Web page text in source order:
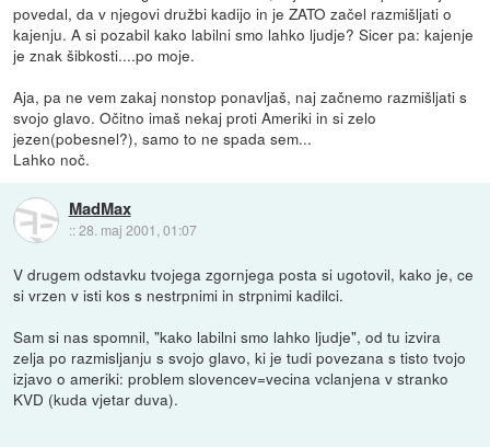
povedal, da v njegovi družbi kadijo in je ZATO začel razmišljati o
kajenju. A si pozabil kako labilni smo lahko ljudje? Sicer pa: kajenje
je znak šibkosti....po moje.
Aja, pa ne vem zakaj nonstop ponavljaš, naj začnemo razmišljati s
svojo glavo. Očitno imaš nekaj proti Ameriki in si zelo
jezen(pobesnel?), samo to ne spada sem...
Lahko noč.
MadMax
::28. maj 2001, 01:07
V drugem odstavku tvojega zgornjega posta si ugotovil, kako je, ce
si vrzen v isti kos s nestrpnimi in strpnimi kadilci.
Sam si nas spomnil, "kako labilni smo lahko ljudje", od tu izvira
zelja po razmisljanju s svojo glavo, ki je tudi povezana s tisto tvojo
izjavo o ameriki: problem slovencev=vecina vclanjena v stranko
KVD (kuda vjetar duva).